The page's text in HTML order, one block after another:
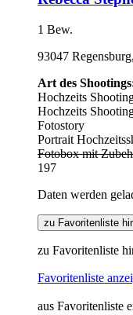
1 Bew.
93047
Art des
Hochzeits
Hochzeits
Fotostory
Portrait
Fotobox mit
197
Daten werden
zu Favoritenliste
zu Favoritenliste
Favoritenliste
aus Favoritenliste